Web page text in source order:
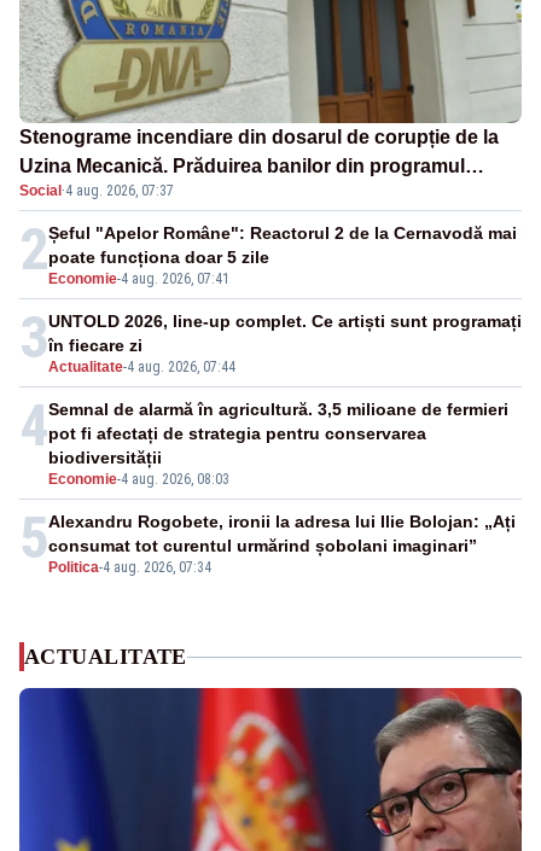
Stenograme incendiare din dosarul de corupție de la
Uzina Mecanică. Prăduirea banilor din programul
SAFE, interceptată de DNA
Social ·4 aug. 2026, 07:37
2 Economie-4 aug. 2026, 07:41
Șeful "Apelor Române": Reactorul 2 de la Cernavodă mai
poate funcționa doar 5 zile
3Actualitate-4 aug. 2026, 07:44
UNTOLD 2026, line-up complet. Ce artiști sunt programați
în fiecare zi
4
Economie-4 aug. 2026, 08:03
Semnal de alarmă în agricultură. 3,5 milioane de fermieri
pot fi afectați de strategia pentru conservarea
biodiversității
5 Politica-4 aug. 2026, 07:34
Alexandru Rogobete, ironii la adresa lui Ilie Bolojan: „Ați
consumat tot curentul urmărind șobolani imaginari”
ACTUALITATE